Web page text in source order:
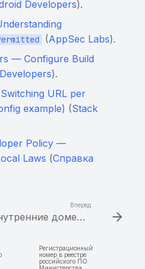
в
Developers).
(AppSec Labs).
— Configure Build
).
URL per
example) (Stack
Policy —
Laws (Справка
Вперед
заданные для поиска
Регистрационный
номер в реестре
российского ПО